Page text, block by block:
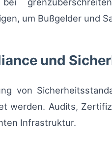
um Bußgelder und
und
von
werden. Audits,
Infrastruktur.